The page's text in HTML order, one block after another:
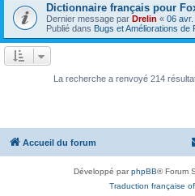
Dictionnaire français pour
Dernier message par Drelin « 06
Publié dans Bugs et Améliorations de
La recherche a renvoyé 214
Accueil du forum
Développé parphpBB® Forum
Traduction française